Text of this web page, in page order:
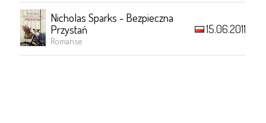
Nicholas Sparks - Bezpieczna
Przystań
Romanse
15.06.2011